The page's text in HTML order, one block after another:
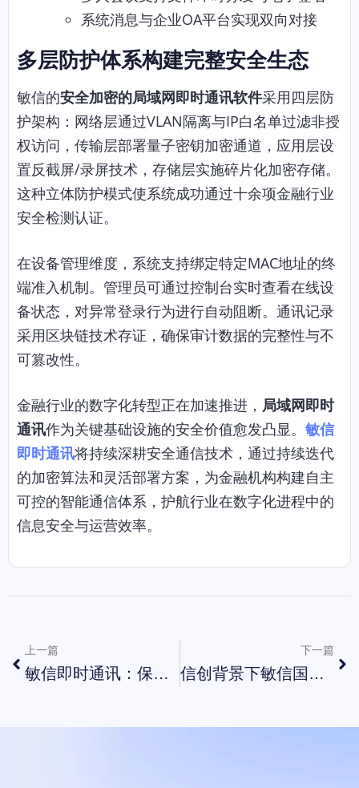
系统消息与企业OA平台实现双向对接
多层防护体系构建完整安全生态
敏信的安全加密的局域网即时通讯软件采用四层防
护架构：网络层通过VLAN隔离与IP白名单过滤非授
权访问，传输层部署量子密钥加密通道，应用层设
置反截屏/录屏技术，存储层实施碎片化加密存储。
这种立体防护模式使系统成功通过十余项金融行业
安全检测认证。
在设备管理维度，系统支持绑定特定MAC地址的终
端准入机制。管理员可通过控制台实时查看在线设
备状态，对异常登录行为进行自动阻断。通讯记录
采用区块链技术存证，确保审计数据的完整性与不
可篡改性。
金融行业的数字化转型正在加速推进， 局域网即时
通讯作为关键基础设施的安全价值愈发凸显。 敏信
即时通讯将持续深耕安全通信技术，通过持续迭代
的加密算法和灵活部署方案，为金融机构构建自主
可控的智能通信体系，护航行业在数字化进程中的
信息安全与运营效率。
上一篇
敏信即时通讯：保障企业通讯合规，降低数据泄露风险
下一篇
信创背景下敏信国产化部署，全方位保障政企数据安全